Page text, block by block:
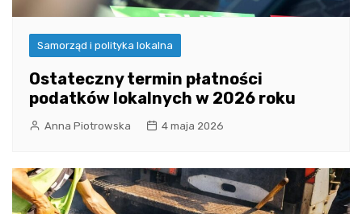
Samorząd i polityka lokalna
Ostateczny termin płatności
podatków lokalnych w 2026 roku
Anna Piotrowska 4 maja 2026